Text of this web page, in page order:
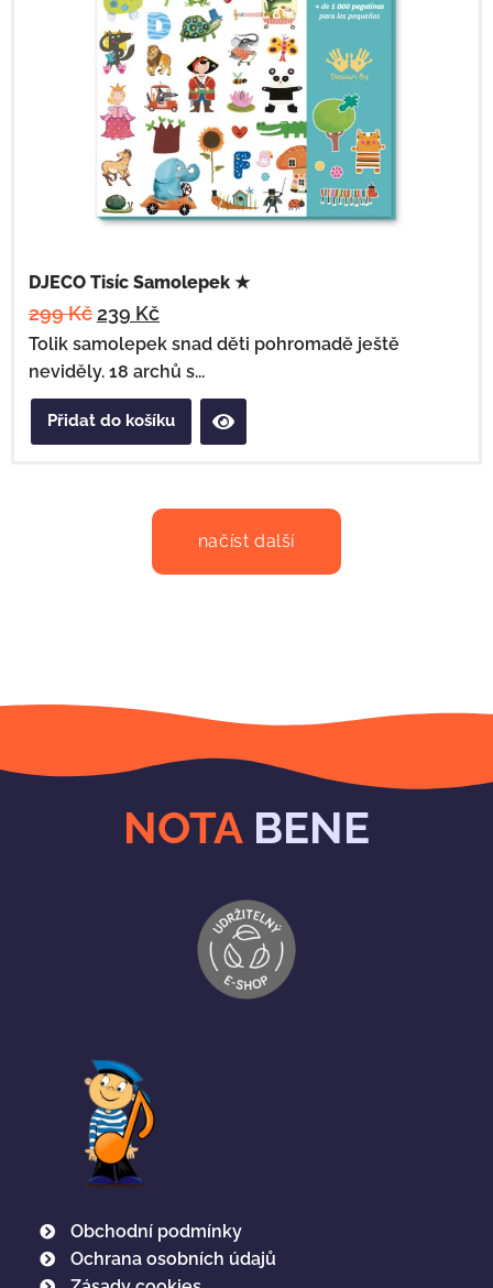
DJECO Tisíc Samolepek ★
299Kč 239 Kč
Tolik samolepek snad děti pohromadě ještě
neviděly. 18 archů s...
Přidat do košíku
načíst další
NOTA BENE
Obchodní podmínky
Ochrana osobních údajů